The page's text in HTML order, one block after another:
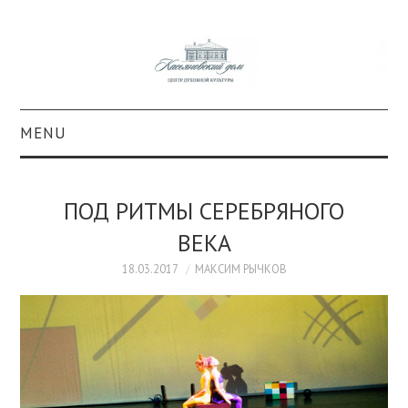
MENU
КОЛЛЕКЦИИ
КУЛЬТУРА
ОБРАЗОВАНИЕ
ПОД РИТМЫ СЕРЕБРЯНОГО
ВЕКА
18.03.2017 МАКСИМ РЫЧКОВ